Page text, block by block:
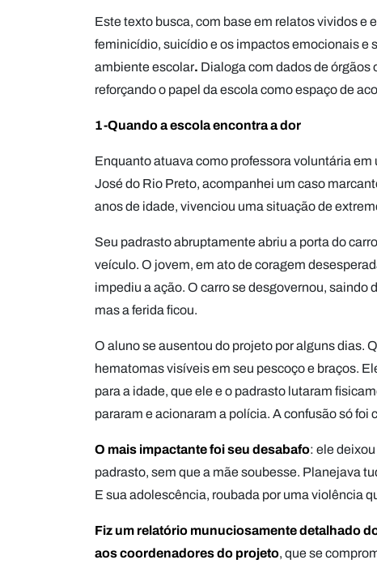
Este texto busca, com base em relatos vividos e
feminicídio, suicídio e os impactos emocionais
ambiente escolar. Dialoga com dados de
reforçando o papel da escola como espaço de
1-Quando a escola encontra a dor
Enquanto atuava como professora voluntária
José do Rio Preto, acompanhei um caso
anos de idade, vivenciou uma situação de
Seu padrasto abruptamente abriu a porta do
veículo. O jovem, em ato de coragem
impediu a ação. O carro se desgovernou,
mas a ferida ficou.
O aluno se ausentou do projeto por alguns dias.
hematomas visíveis em seu pescoço e braços.
para a idade, que ele e o padrasto lutaram
pararam e acionaram a polícia. A confusão só
O mais impactante foi seu desabafo: ele
padrasto, sem que a mãe soubesse. Planejava
E sua adolescência, roubada por uma violência
Fiz um relatório munuciosamente detalhado
aos coordenadores do projeto, que se